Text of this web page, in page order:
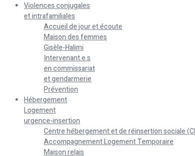
Violences conjugales
et intrafamiliales
Accueil de jour et écoute
Maison des femmes
Gisèle-Halimi
Intervenant.e.s
en commissariat
et gendarmerie
Prévention
Hébergement
Logement
urgence-insertion
Centre hébergement et de réinsertion sociale
Accompagnement Logement Temporaire
Maison relais